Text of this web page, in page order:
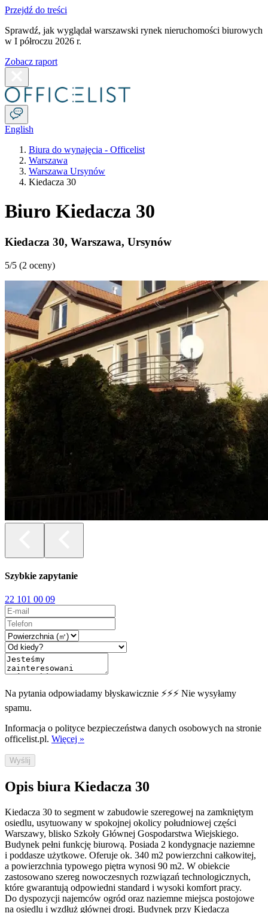
Przejdź do treści
Sprawdź, jak wyglądał warszawski rynek nieruchomości biurowych
w I półroczu 2026 r.
Zobacz raport
English
Biura do wynajęcia - Officelist
Warszawa
Warszawa Ursynów
Kiedacza 30
Biuro Kiedacza 30
Kiedacza 30, Warszawa, Ursynów
5/5 (2 oceny)
Szybkie zapytanie
22 101 00 09
Na pytania odpowiadamy błyskawicznie ⚡⚡⚡ Nie wysyłamy
spamu.
Informacja o polityce bezpieczeństwa danych osobowych na stronie
officelist.pl. Więcej »
Wyślij
Opis biura Kiedacza 30
Kiedacza 30 to segment w zabudowie szeregowej na zamkniętym
osiedlu, usytuowany w spokojnej okolicy południowej części
Warszawy, blisko Szkoły Głównej Gospodarstwa Wiejskiego.
Budynek pełni funkcję biurową. Posiada 2 kondygnacje naziemne
i poddasze użytkowe. Oferuje ok. 340 m2 powierzchni całkowitej,
a powierzchnia typowego piętra wynosi 90 m2. W obiekcie
zastosowano szereg nowoczesnych rozwiązań technologicznych,
które gwarantują odpowiedni standard i wysoki komfort pracy.
Do dyspozycji najemców ogród oraz naziemne miejsca postojowe
na osiedlu i wzdłuż głównej drogi. Budynek przy Kiedacza